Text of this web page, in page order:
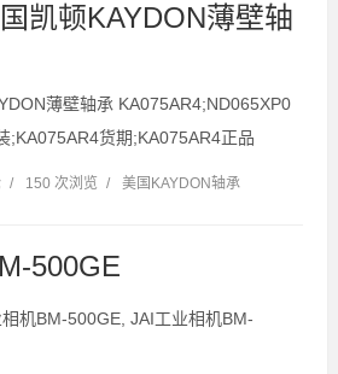
凯顿KAYDON薄壁轴
薄壁轴承 KA075AR4;ND065XP0
;KA075AR4货期;KA075AR4正品
/ 150 次浏览 / 美国KAYDON轴承
500GE
机BM-500GE, JAI工业相机BM-